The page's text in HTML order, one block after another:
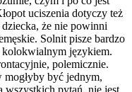
uciszenia dotyczy też
że nie powinni
Solnit pisze bardzo
kolokwialnym językiem.
polemicznie.
mogłyby być jednym,